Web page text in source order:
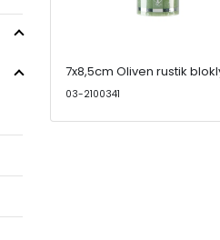
7x8,5cm Oliven rustik
03-2100341